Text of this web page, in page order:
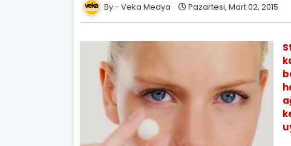
Veka Medya Pazartesi, Mart 02, 2015